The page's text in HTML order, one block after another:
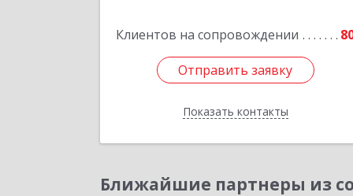
Клиентов на сопровождении
Отправить заявку
Показать контакты
Отправить заявку
Назад
Ближайшие партнеры из